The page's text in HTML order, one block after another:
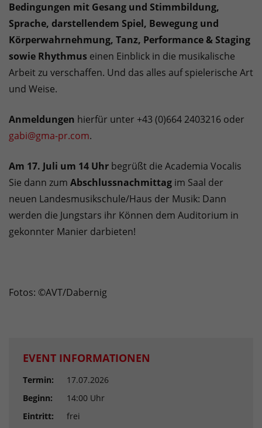
Bedingungen mit Gesang und Stimmbildung,
Sprache, darstellendem Spiel, Bewegung und
Körperwahrnehmung, Tanz, Performance & Staging
sowie Rhythmus einen Einblick in die musikalische
Arbeit zu verschaffen. Und das alles auf spielerische Art
und Weise.
Anmeldungen hierfür unter +43 (0)664 2403216 oder
gabi@gma-pr.com.
Am 17. Juli um 14 Uhr begrüßt die Academia Vocalis
Sie dann zum Abschlussnachmittag im Saal der
neuen Landesmusikschule/Haus der Musik: Dann
werden die Jungstars ihr Können dem Auditorium in
gekonnter Manier darbieten!
Fotos: ©AVT/Dabernig
EVENT INFORMATIONEN
Termin:
17.07.2026
Beginn:
14:00 Uhr
Eintritt:
frei